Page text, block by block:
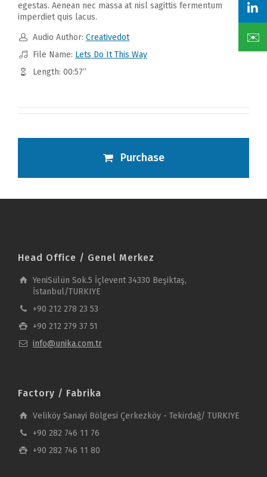
egestas. Aenean nec massa at nisl sagittis fermentum
imperdiet quis lacus.
Audio Author: Creativedot
File Name: Lets Do It This Way
Length: 00:57”
Purchase
Head Office / Genel Merkez
YeniSülün Sok.5 İçlevent 34330 Beşiktaş,
İstanbul/TURKIYE
+90 212 278 23 53
+90 212 279 37 51
info@unika.com.tr
Factory / Fabrika
Veliköy Sanayi Bölgesi Çerkezköy - Tekirdağ/ TURKIYE
+90 282 746 11 76
+90 282 746 11 80
✉️